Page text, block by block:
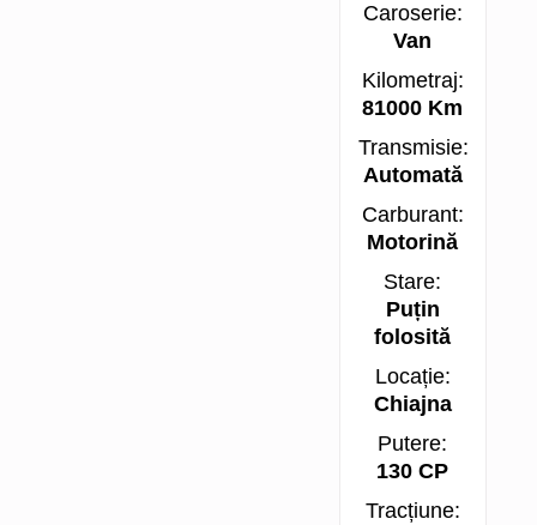
Caroserie:
Van
Kilometraj:
81000 Km
Transmisie:
Automată
Carburant:
Motorină
Stare:
Puțin
folosită
Locație:
Chiajna
Putere:
130 CP
Tracțiune: